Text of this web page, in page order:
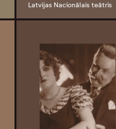
Latvijas Nacionālais teātris